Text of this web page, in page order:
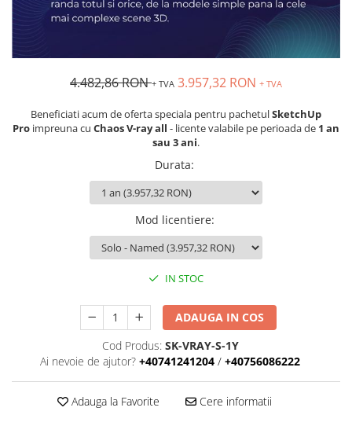
4.482,86 RON+ TVA 3.957,32 RON + TVA
Beneficiati acum de oferta speciala pentru pachetulSketchUp
Pro impreuna cu Chaos V-ray all - licente valabile pe perioada de 1 an
sau 3 ani.
Durata:
Mod licentiere:
IN STOC
ADAUGA IN COS
Cod Produs: SK-VRAY-S-1Y
Ai nevoie de ajutor? +40741241204 / +40756086222
Adauga la Favorite Cere informatii